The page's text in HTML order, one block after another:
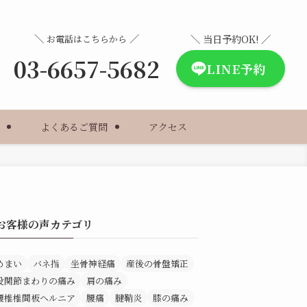
よくあるご質問 アクセス
＼ お電話はこちらから ／
03-6657-5682
＼ 当日予約OK! ／
LINE予約
客様の声カテゴリ
まい バネ指 坐骨神経痛
産後の骨盤矯正
関節まわりの痛み
肩の痛み
椎椎間板ヘルニア
腰痛 腱鞘炎
膝の痛み